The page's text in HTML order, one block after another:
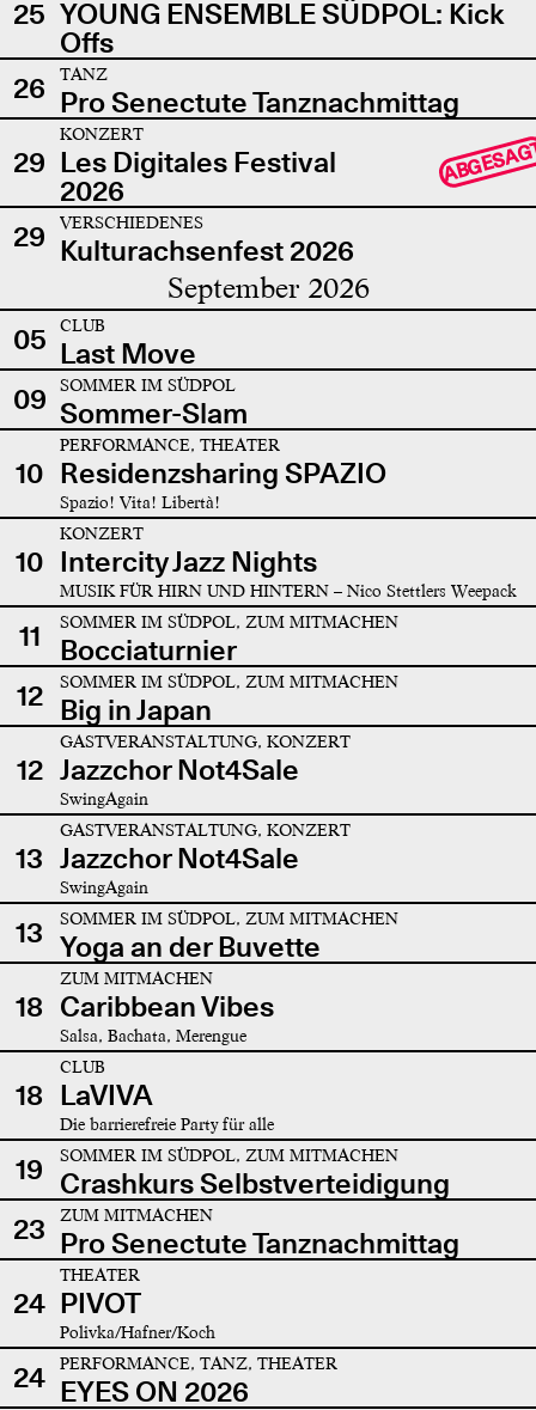
25 YOUNG ENSEMBLE SÜDPOL: Kick
Offs
26
TANZ
Pro Senectute Tanznachmittag
29
KONZERT
Les Digitales Festival
2026
29 VERSCHIEDENES
Kulturachsenfest 2026
September 2026
05 CLUB
Last Move
09
SOMMER IM SÜDPOL
Sommer-Slam
10
PERFORMANCE, THEATER
Residenzsharing SPAZIO
Spazio! Vita! Libertà!
10
KONZERT
Intercity Jazz Nights
MUSIK FÜR HIRN UND HINTERN – Nico Stettlers Weepack
11 SOMMER IM SÜDPOL, ZUM MITMACHEN
Bocciaturnier
12
SOMMER IM SÜDPOL, ZUM MITMACHEN
Big in Japan
12
GASTVERANSTALTUNG, KONZERT
Jazzchor Not4Sale
SwingAgain
13
GASTVERANSTALTUNG, KONZERT
Jazzchor Not4Sale
SwingAgain
13 SOMMER IM SÜDPOL, ZUM MITMACHEN
Yoga an der Buvette
18
ZUM MITMACHEN
Caribbean Vibes
Salsa, Bachata, Merengue
18
CLUB
LaVIVA
Die barrierefreie Party für alle
19 SOMMER IM SÜDPOL, ZUM MITMACHEN
Crashkurs Selbstverteidigung
23
ZUM MITMACHEN
Pro Senectute Tanznachmittag
24
THEATER
PIVOT
Polivka/Hafner/Koch
24 PERFORMANCE, TANZ, THEATER
EYES ON 2026